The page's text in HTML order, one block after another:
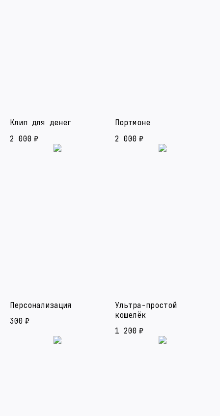
Клип для денег
2 000 ₽
Портмоне
2 000 ₽
Персонализация
300 ₽
Ультра-простой
кошелёк
1 200 ₽